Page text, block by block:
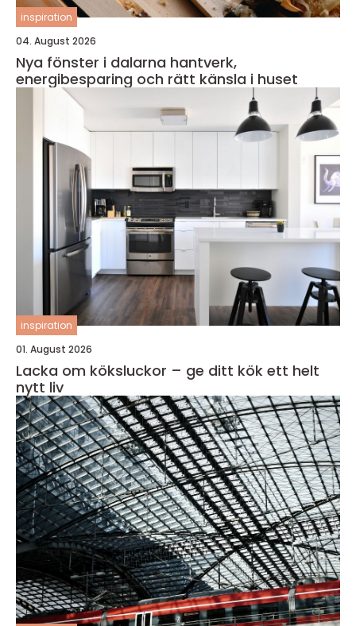
inspiration
04. August 2026
Nya fönster i dalarna hantverk,
energibesparing och rätt känsla i huset
inspiration
01. August 2026
Lacka om köksluckor – ge ditt kök ett helt
nytt liv